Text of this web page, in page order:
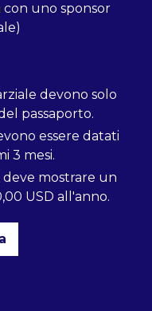
uno sponsor
devono solo
passaporto.
essere datati
3 mesi.
deve mostrare un
USD all'anno.